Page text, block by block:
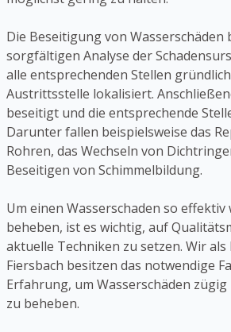
Die Beseitigung von
sorgfältigen Analyse der
alle entsprechenden Stellen
Austrittsstelle lokalisiert.
beseitigt und die entsprechende
Darunter fallen beispielsweise das
Rohren, das Wechseln von
Beseitigen von Schimmelbildung.
Um einen Wasserschaden so effektiv
beheben, ist es wichtig, auf
aktuelle Techniken zu setzen. Wir als
Fiersbach besitzen das notwendige
Erfahrung, um Wasserschäden
zu beheben.